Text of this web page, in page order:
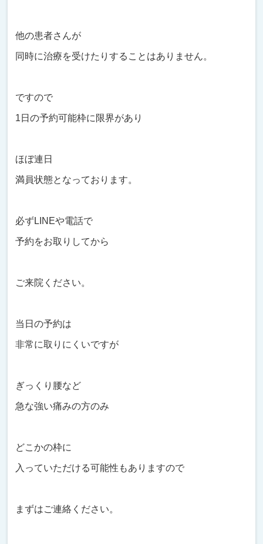
他の患者さんが
同時に治療を受けたりすることはありません。
ですので
1日の予約可能枠に限界があり
ほぼ連日
満員状態となっております。
必ずLINEや電話で
予約をお取りしてから
ご来院ください。
当日の予約は
非常に取りにくいですが
ぎっくり腰など
急な強い痛みの方のみ
どこかの枠に
入っていただける可能性もありますので
まずはご連絡ください。